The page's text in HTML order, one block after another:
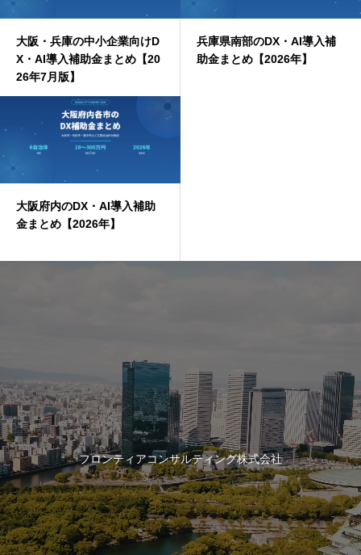
大阪・兵庫の中小企業向けD
X・AI導入補助金まとめ【20
26年7月版】
兵庫県南部のDX・AI導入補
助金まとめ【2026年】
大阪府内のDX・AI導入補助
金まとめ【2026年】
フロンティアコンサルティング株式会社